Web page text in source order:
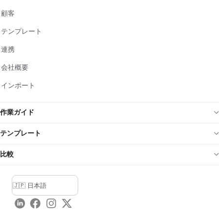
顧客
テンプレート
連携
会社概要
インポート
作業ガイド
テンプレート
比較
LinkedInFacebook
Instagram
Twitter